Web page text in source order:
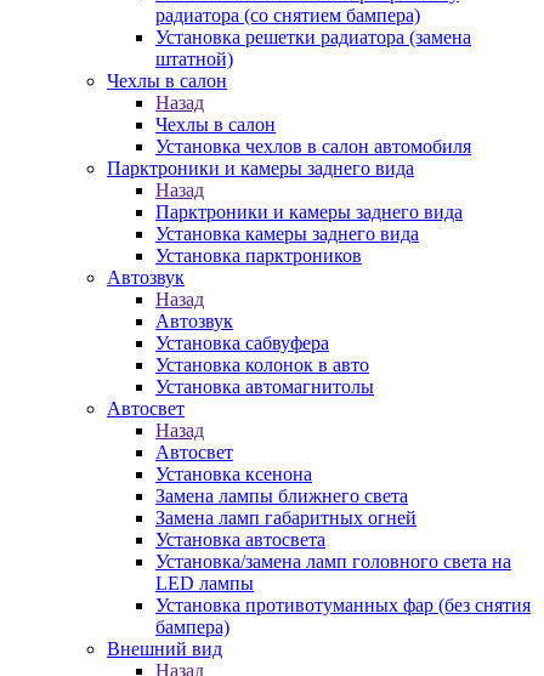
радиатора (со снятием бампера)
Установка решетки радиатора (замена
штатной)
Чехлы в салон
Назад
Чехлы в салон
Установка чехлов в салон автомобиля
Парктроники и камеры заднего вида
Назад
Парктроники и камеры заднего вида
Установка камеры заднего вида
Установка парктроников
Автозвук
Назад
Автозвук
Установка сабвуфера
Установка колонок в авто
Установка автомагнитолы
Автосвет
Назад
Автосвет
Установка ксенона
Замена лампы ближнего света
Замена ламп габаритных огней
Установка автосвета
Установка/замена ламп головного света на
LED лампы
Установка противотуманных фар (без снятия
бампера)
Внешний вид
Назад